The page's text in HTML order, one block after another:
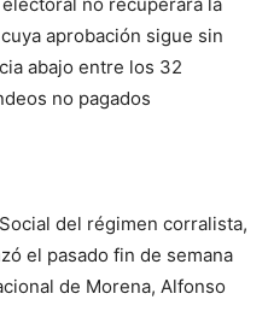
aprobación sigue sin
abajo entre los 32
no pagados
del régimen corralista,
el pasado fin de semana
de Morena, Alfonso